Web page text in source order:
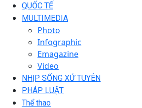
QUỐC TẾ
MULTIMEDIA
Photo
Infographic
Emagazine
Video
NHỊP SỐNG XỨ TUYÊN
PHÁP LUẬT
Thể thao